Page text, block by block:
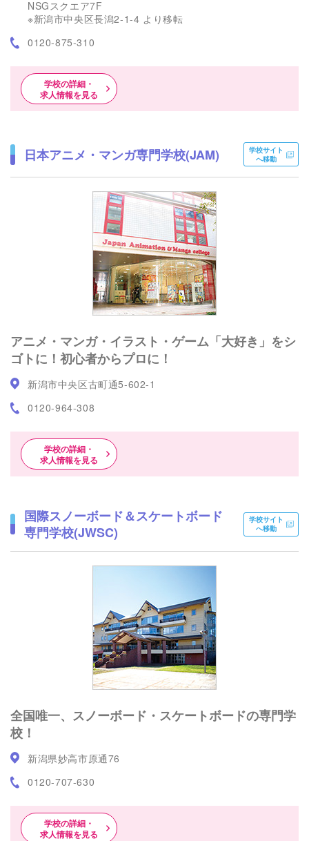
NSGスクエア7F
※新潟市中央区長潟2-1-4 より移転
0120-875-310
学校の詳細・
求人情報を見る
日本アニメ・マンガ専門学校(JAM)
学校サイト
へ移動
アニメ・マンガ・イラスト・ゲーム「大好き」をシ
ゴトに！初心者からプロに！
新潟市中央区古町通5-602-1
0120-964-308
学校の詳細・
求人情報を見る
国際スノーボード＆スケートボード
専門学校(JWSC)
学校サイト
へ移動
全国唯一、スノーボード・スケートボードの専門学
校！
新潟県妙高市原通76
0120-707-630
学校の詳細・
求人情報を見る